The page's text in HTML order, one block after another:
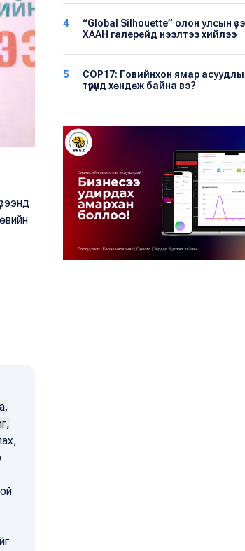
4
“Global Silhouette” олон улсын
ХААН галерейд нээлтээ хийлээ
5
COP17: Говийнхон ямар
түрүүнд хөндөж байна вэ?